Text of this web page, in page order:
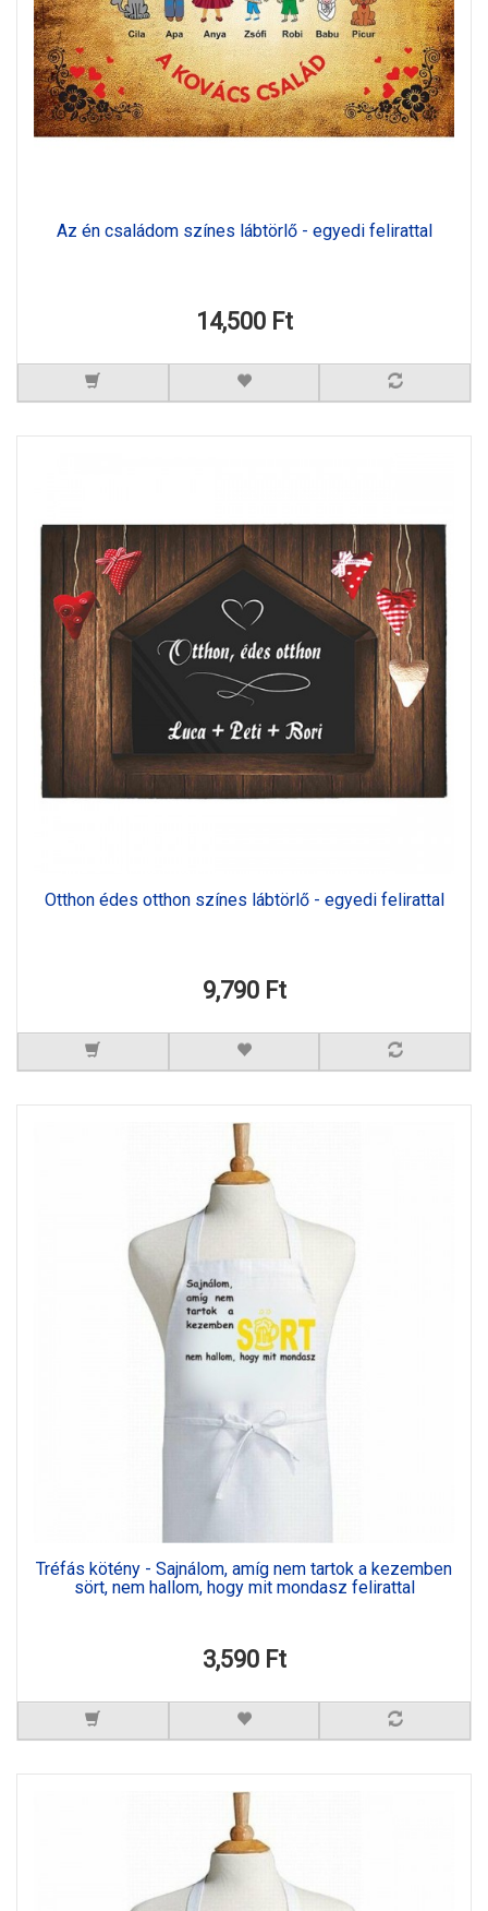
Az én családom színes lábtörlő - egyedi felirattal
14,500 Ft
Otthon édes otthon színes lábtörlő - egyedi felirattal
9,790 Ft
Tréfás kötény - Sajnálom, amíg nem tartok a kezemben
sört, nem hallom, hogy mit mondasz felirattal
3,590 Ft